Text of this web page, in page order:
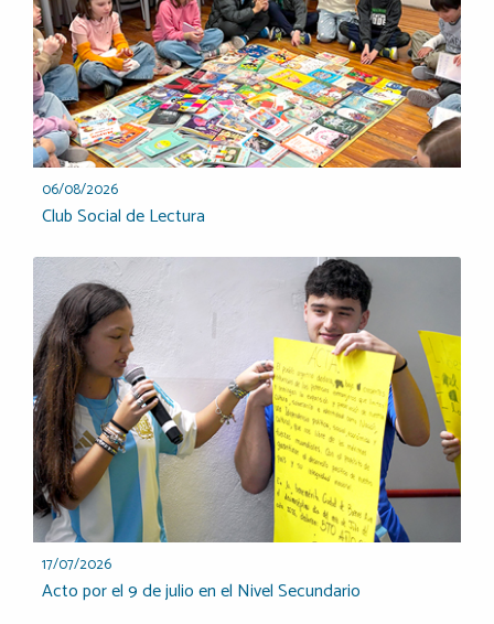
06/08/2026
Club Social de Lectura
17/07/2026
Acto por el 9 de julio en el Nivel Secundario